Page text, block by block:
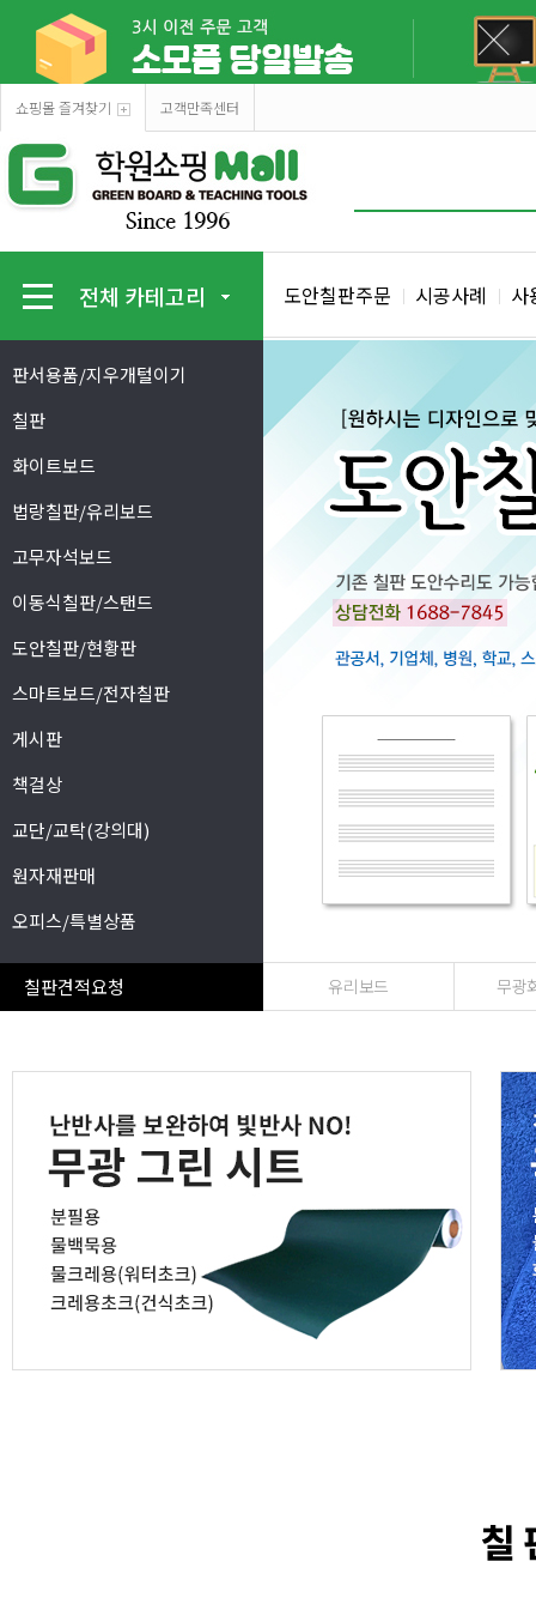
쇼핑몰 즐겨찾기 고객만족센터
전체 카테고리 도안칠판주문 시공사례 사
판서용품/지우개털이기
칠판
화이트보드
법랑칠판/유리보드
고무자석보드
이동식칠판/스탠드
도안칠판/현황판
스마트보드/전자칠판
게시판
책걸상
교단/교탁(강의대)
원자재판매
오피스/특별상품
칠판견적요청 유리보드 무광